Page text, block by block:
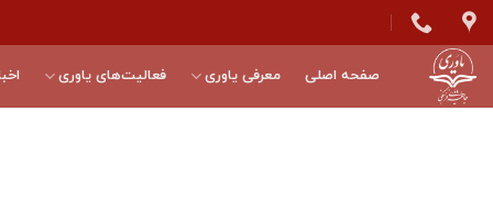
Skip
to
content
صفحه اصلی معرفی یاوری فعالیت‌های یاوری